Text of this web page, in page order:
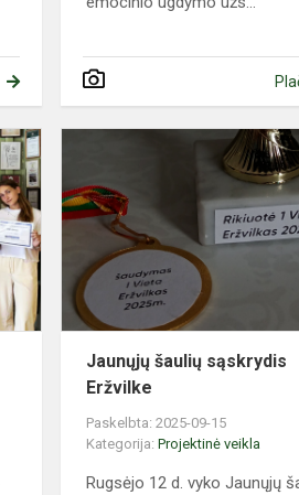
diplomai
už
veiklą
Jaunųjų šaulių sąskrydis
Eržvilke
Paskelbta: 2025-09-15
Kategorija:Projektinė veikla
Rugsėjo 12 d. vyko Jaunųjų